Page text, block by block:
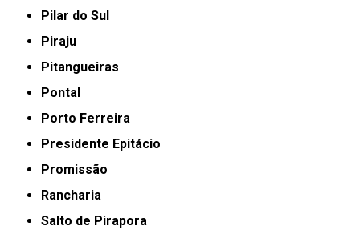
Pilar do Sul
Piraju
Pitangueiras
Pontal
Porto Ferreira
Presidente Epitácio
Promissão
Rancharia
Salto de Pirapora